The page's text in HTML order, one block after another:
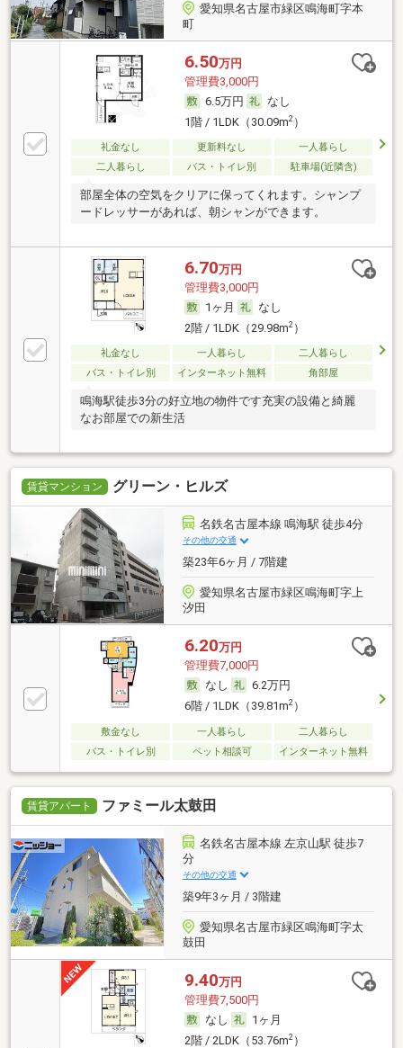
愛知県名古屋市緑区鳴海町字本
町
6.50万円
管理費3,000円
6.5万円
なし
1階 / 1LDK（30.09m2）
礼金なし 更新料なし
一人暮らし
二人暮らし
バス・トイレ別 駐車場(近隣含)
部屋全体の空気をクリアに保ってくれます。シャンプ
ードレッサーがあれば、朝シャンができます。
6.70万円
管理費3,000円
1ヶ月
なし
2階 / 1LDK（29.98m2）
礼金なし 一人暮らし
二人暮らし
バス・トイレ別
インターネット無料 角部屋
鳴海駅徒歩3分の好立地の物件です充実の設備と綺麗
なお部屋での新生活
賃貸マンション グリーン・ヒルズ
名鉄名古屋本線 鳴海駅 徒歩4分
その他の交通
築23年6ヶ月 / 7階建
愛知県名古屋市緑区鳴海町字上
汐田
6.20万円
管理費7,000円
なし
6.2万円
6階 / 1LDK（39.81m2）
敷金なし 一人暮らし
二人暮らし
バス・トイレ別
ペット相談可 インターネット無料
賃貸アパート ファミール太鼓田
名鉄名古屋本線 左京山駅 徒歩7
分
その他の交通
築9年3ヶ月 / 3階建
愛知県名古屋市緑区鳴海町字太
鼓田
9.40万円
管理費7,500円
なし
1ヶ月
2階 / 2LDK（53.76m2）